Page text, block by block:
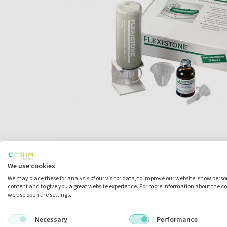
Omschrijving
We use cookies
We may place these for analysis of our visitor data, to improve our website, show
content and to give you a great website experience. For more information about the
we use open the settings.
Necessary
Performance